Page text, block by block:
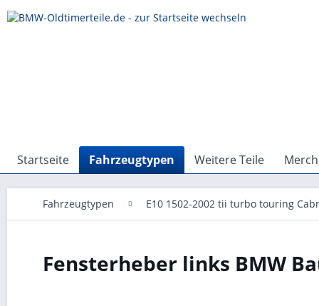
Startseite Fahrzeugtypen Weitere Teile
Fahrzeugtypen E10 1502-2002 tii turbo touring
Fensterheber links BMW